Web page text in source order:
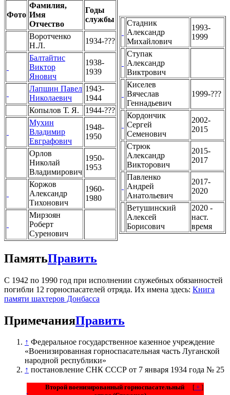
Фото
Фамилия,
Имя
Отчество
Годы
службы
Воротченко
Н.Л.
1934-???
Балтайтис
Виктор
Янович
1938-
1939
Лапшин Павел
Николаевич
1943-
1944
Копылов Т. Я.
1944-???
Мухин
Владимир
Евграфович
1948-
1950
Орлов
Николай
Владимирович
1950-
1953
Коржов
Александр
Тихонович
1960-
1980
Мирзоян
Роберт
Суренович
Стадник
Александр
Михайлович
1993-
1999
Ступак
Александр
Виктрович
Киселев
Вячеслав
Геннадьевич
1999-???
Кордончик
Сергей
Семенович
2002-
2015
Стрюк
Александр
Викторович
2015-
2017
Павленко
Андрей
Анатольевич
2017-
2020
Ветушинский
Алексей
Борисович
2020 -
наст.
время
ПамятьПравить
С 1942 по 1990 год при исполнении служебных обязанностей
погибли 12 горноспасателей отряда. Их имена здесь: Книга
памяти шахтеров Донбасса
ПримечанияПравить
↑ Федеральное государственное казенное учреждение
«Военизированная горноспасательная часть Луганской
народной республики»
↑ постановление СНК СССР от 7 января 1934 года № 25
[+ ]
Второй военизированный горноспасательный